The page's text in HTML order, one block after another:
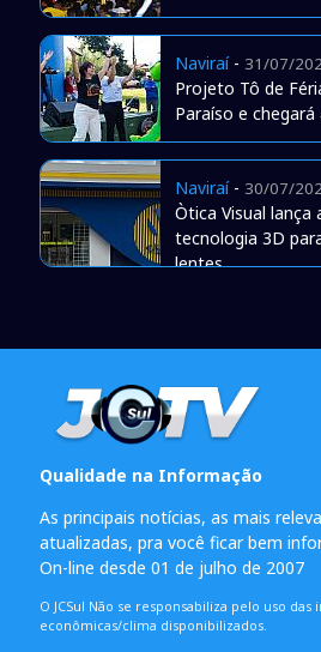
Naviraí- 31/07/
Projeto Tô de
Paraíso e
Naviraí- 30/07/
Òtica Visual lança
tecnologia 3D
lentes
Qualidade na Informação
As principais notícias, as mais
atualizadas, pra você ficar bem
On-line desde 01 de julho de 2007
O JCSul Não se responsabiliza pelo uso das
econômicas/clima disponibilizados.